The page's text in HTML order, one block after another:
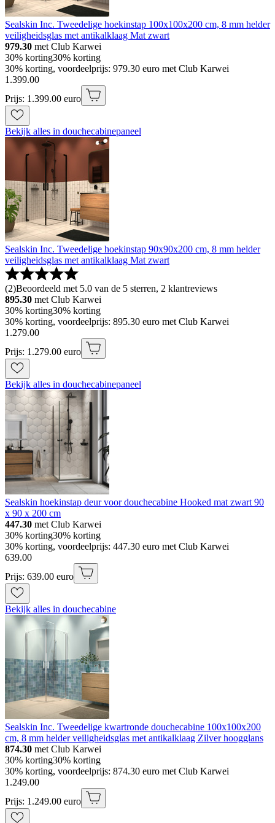
Sealskin Inc. Tweedelige hoekinstap 100x100x200 cm, 8 mm helder
veiligheidsglas met antikalklaag Mat zwart
979.30 met Club Karwei
30% korting30% korting
30% korting, voordeelprijs: 979.30 euro met Club Karwei
1 .399.00
Prijs: 1.399.00 euro
Bekijk alles in douchecabinepaneel
Sealskin Inc. Tweedelige hoekinstap 90x90x200 cm, 8 mm helder
veiligheidsglas met antikalklaag Mat zwart
(2)Beoordeeld met 5.0 van de 5 sterren, 2 klantreviews
895.30 met Club Karwei
30% korting30% korting
30% korting, voordeelprijs: 895.30 euro met Club Karwei
1 .279.00
Prijs: 1.279.00 euro
Bekijk alles in douchecabinepaneel
Sealskin hoekinstap deur voor douchecabine Hooked mat zwart 90
x 90 x 200 cm
447.30 met Club Karwei
30% korting30% korting
30% korting, voordeelprijs: 447.30 euro met Club Karwei
639.00
Prijs: 639.00 euro
Bekijk alles in douchecabine
Sealskin Inc. Tweedelige kwartronde douchecabine 100x100x200
cm, 8 mm helder veiligheidsglas met antikalklaag Zilver hoogglans
874.30 met Club Karwei
30% korting30% korting
30% korting, voordeelprijs: 874.30 euro met Club Karwei
1 .249.00
Prijs: 1.249.00 euro